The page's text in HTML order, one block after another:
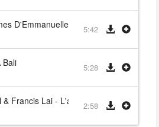
D'Emmanuelle 5:42
Bali 5:28
Francis Lai - L'amour D'aimer
2:58